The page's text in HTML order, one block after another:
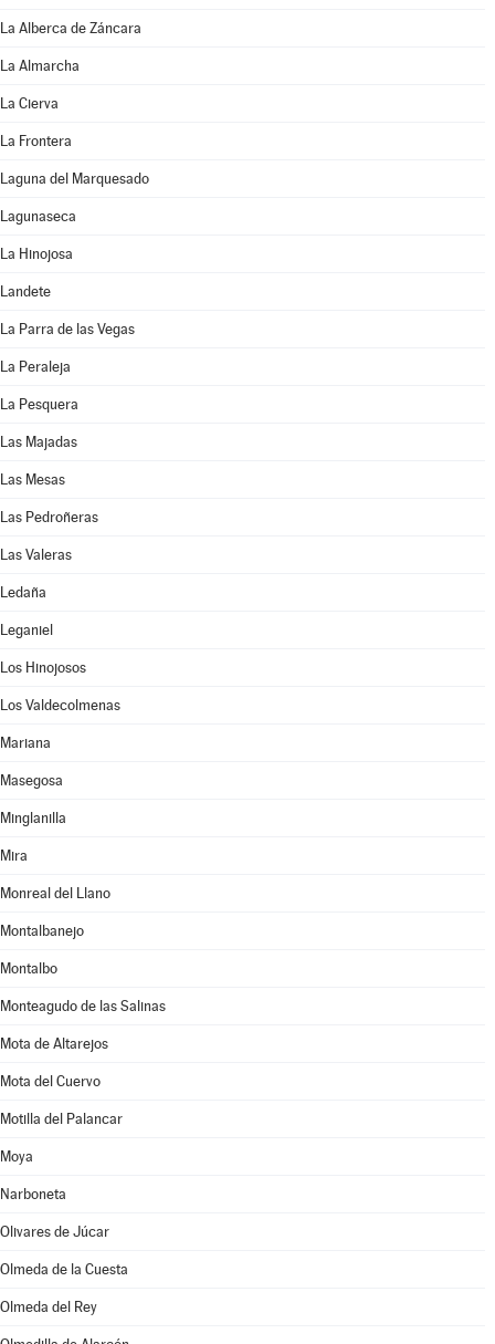
La Alberca de Záncara
La Almarcha
La Cierva
La Frontera
Laguna del Marquesado
Lagunaseca
La Hinojosa
Landete
La Parra de las Vegas
La Peraleja
La Pesquera
Las Majadas
Las Mesas
Las Pedroñeras
Las Valeras
Ledaña
Leganiel
Los Hinojosos
Los Valdecolmenas
Mariana
Masegosa
Minglanilla
Mira
Monreal del Llano
Montalbanejo
Montalbo
Monteagudo de las Salinas
Mota de Altarejos
Mota del Cuervo
Motilla del Palancar
Moya
Narboneta
Olivares de Júcar
Olmeda de la Cuesta
Olmeda del Rey